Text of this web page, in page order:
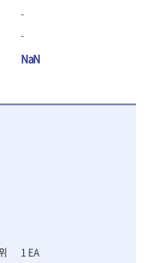
-
-
NaN
1 EA